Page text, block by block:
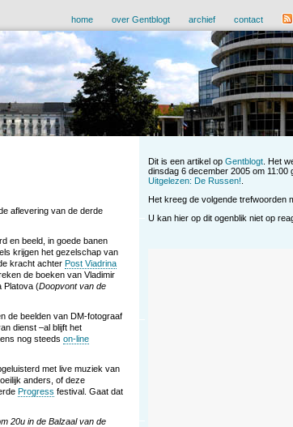
home over Gentblogt archief contact
aflevering van de derde
en beeld, in goede banen
krijgen het gezelschap van
kracht achter Post Viadrina
de boeken van Vladimir
Platova (Doopvont van de
de beelden van DM-fotograaf
dienst –al blijft het
nog steeds on-line
met live muziek van
anders, of deze
Progress festival. Gaat dat
20u in de Balzaal van de
Dit is een artikel op Gentblogt . Het
dinsdag 6 december 2005 om 11:00
Uitgelezen: De Russen!
Het kreeg de volgende trefwoorden
U kan hier op dit ogenblik niet op